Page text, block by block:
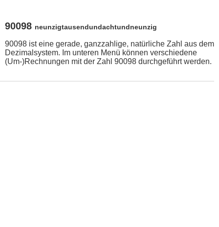
90098 neunzigtausendundachtundneunzig
90098 ist eine gerade, ganzzahlige, natürliche Zahl aus dem
Dezimalsystem. Im unteren Menü können verschiedene
(Um-)Rechnungen mit der Zahl 90098 durchgeführt werden.